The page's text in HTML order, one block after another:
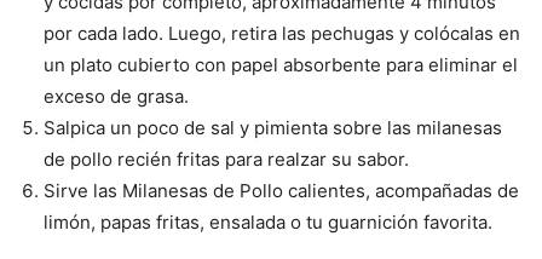
por cada lado. Luego, retira las pechugas y colócalas en
un plato cubierto con papel absorbente para eliminar el
exceso de grasa.
Salpica un poco de sal y pimienta sobre las milanesas
de pollo recién fritas para realzar su sabor.
Sirve las Milanesas de Pollo calientes, acompañadas de
limón, papas fritas, ensalada o tu guarnición favorita.